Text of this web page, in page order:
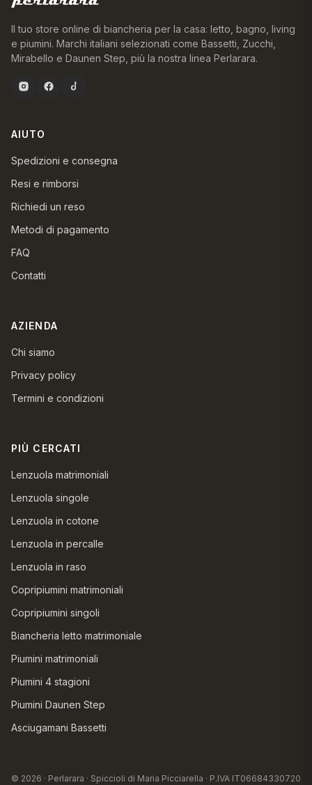
Il tuo store online di biancheria per la casa: letto, bagno, living
e piumini. Marchi italiani selezionati come Bassetti, Zucchi,
Mirabello e Daunen Step, più la nostra linea Perlarara.
AIUTO
Spedizioni e consegna
Resi e rimborsi
Richiedi un reso
Metodi di pagamento
FAQ
Contatti
AZIENDA
Chi siamo
Privacy policy
Termini e condizioni
PIÙ CERCATI
Lenzuola matrimoniali
Lenzuola singole
Lenzuola in cotone
Lenzuola in percalle
Lenzuola in raso
Copripiumini matrimoniali
Copripiumini singoli
Biancheria letto matrimoniale
Piumini matrimoniali
Piumini 4 stagioni
Piumini Daunen Step
Asciugamani Bassetti
© 2026 · Perlarara · Spiccioli di Maria Picciarella · P.IVA IT06684330720